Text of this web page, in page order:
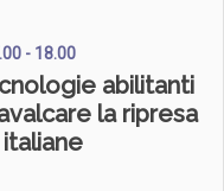
- 18.00
abilitanti
la ripresa